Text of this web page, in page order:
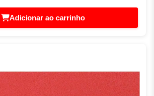
Adicionar ao carrinho